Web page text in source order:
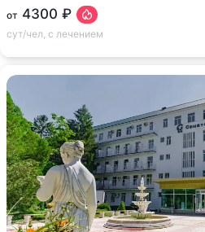
от 4300 ₽
сут/чел, с лечением